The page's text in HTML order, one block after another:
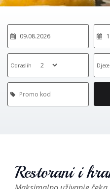
Odraslih Djece
Restorani i